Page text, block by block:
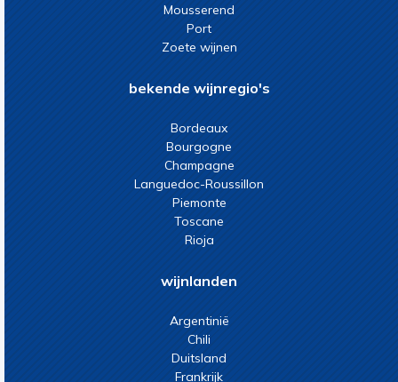
Mousserend
Port
Zoete wijnen
bekende wijnregio's
Bordeaux
Bourgogne
Champagne
Languedoc-Roussillon
Piemonte
Toscane
Rioja
wijnlanden
Argentinië
Chili
Duitsland
Frankrijk